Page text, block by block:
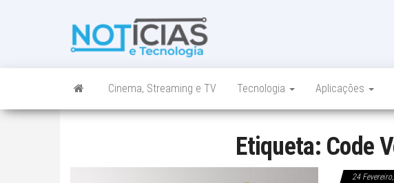
num só lugar
Cinema, Streaming e TV Tecnologia Aplicações
Etiqueta: Code
24